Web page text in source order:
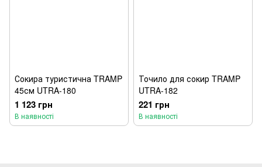
Сокира туристична TRAMP
45см UTRA-180
1 123 грн
В наявності
Точило для сокир TRAMP
UTRA-182
221 грн
В наявності